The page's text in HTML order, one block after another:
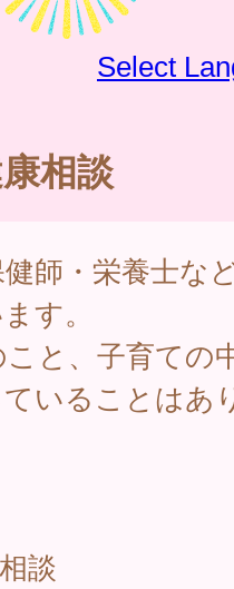
Select
相談
師・栄養士な
す。
と、子育ての
いることはあ
談